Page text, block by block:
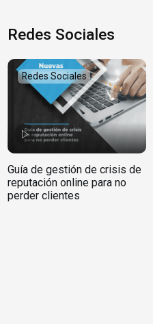
Redes Sociales
Redes Sociales
Guía de gestión de crisis de
reputación online para no
perder clientes